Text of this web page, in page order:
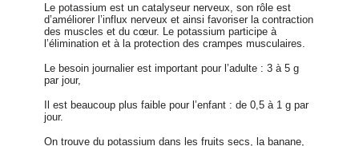
Le potassium est un catalyseur nerveux, son rôle est
d’améliorer l’influx nerveux et ainsi favoriser la contraction
des muscles et du cœur. Le potassium participe à
l’élimination et à la protection des crampes musculaires.
Le besoin journalier est important pour l’adulte : 3 à 5 g
par jour,
Il est beaucoup plus faible pour l’enfant : de 0,5 à 1 g par
jour.
On trouve du potassium dans les fruits secs, la banane,